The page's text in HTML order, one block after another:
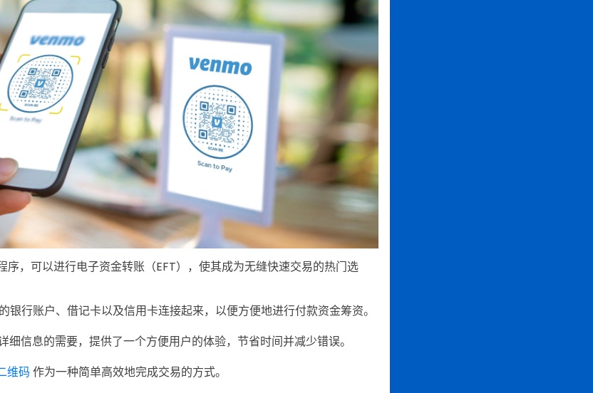
，可以进行电子资金转账（EFT），使其成为无缝快速交易的热门选
行账户、借记卡以及信用卡连接起来，以便方便地进行付款资金筹资。
细信息的需要，提供了一个方便用户的体验，节省时间并减少错误。
维码 作为一种简单高效地完成交易的方式。